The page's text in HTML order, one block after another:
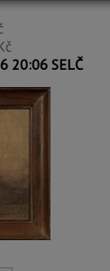
20:06 SELČ